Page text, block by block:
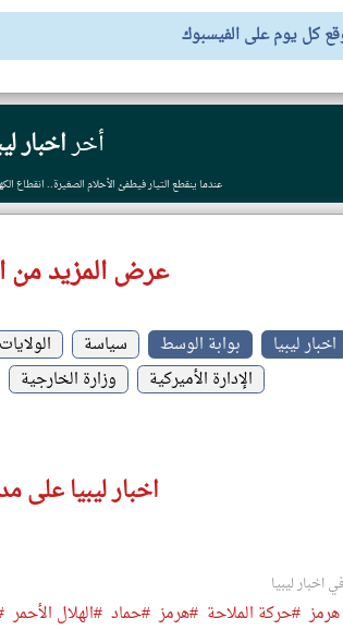
كل يوم على الفيسبوك
أخراخبار
عندما ينقطع التيار فيطفئ الأحلام الصغيرة.. انقطاع
عرض المزيد من
اخبار ليبيا بوابة الوسط سياسة
الإدارة الأميركية
وزارة الخارجية
اخبار ليبيا على
اخبار ليبيا
#حركة الملاحة #هرمز #حماد #الهلال الأحمر